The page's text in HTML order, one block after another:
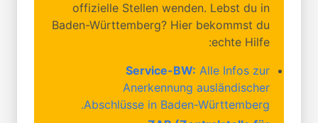
offizielle Stellen wenden. Lebst du in
Baden-Württemberg? Hier bekommst du
echte Hilfe:
Service-BW: Alle Infos zur
Anerkennung ausländischer
Abschlüsse in Baden-Württemberg.